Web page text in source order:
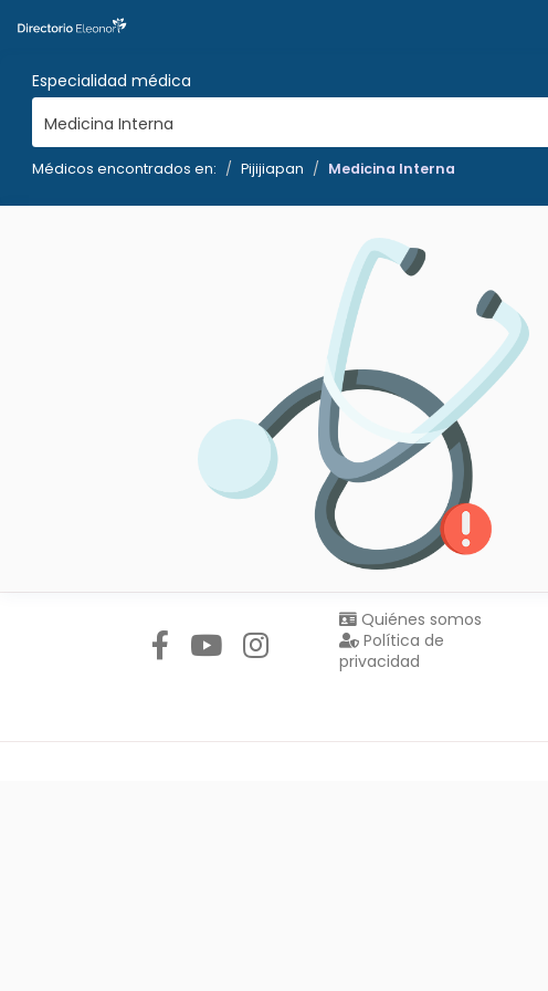
Especialidad médica
Medicina Interna
Médicos encontrados en: Pijijiapan Medicina Interna
Quiénes somos
Política de
privacidad